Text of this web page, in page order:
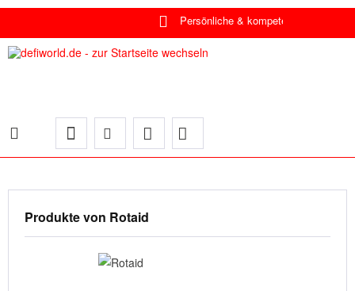
Individuelle
Produkte von Rotaid